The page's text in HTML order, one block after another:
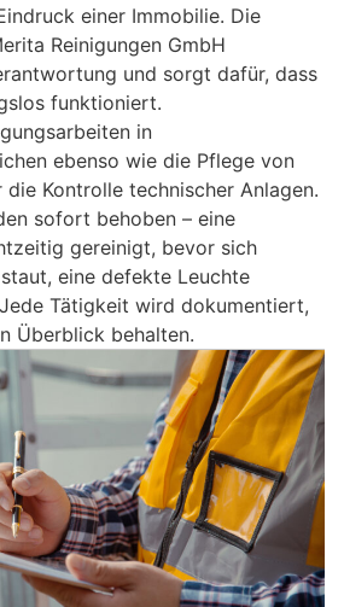
einer Immobilie. Die
Reinigungen GmbH
und sorgt dafür, dass
funktioniert.
in
ebenso wie die Pflege von
die Kontrolle technischer Anlagen.
sofort behoben – eine
gereinigt, bevor sich
eine defekte Leuchte
Tätigkeit wird dokumentiert,
Überblick behalten.